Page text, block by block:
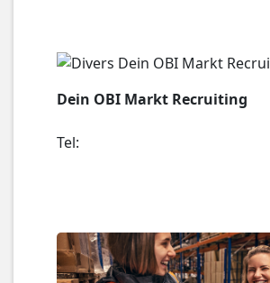
Dein OBI Markt Recruiting
Tel: